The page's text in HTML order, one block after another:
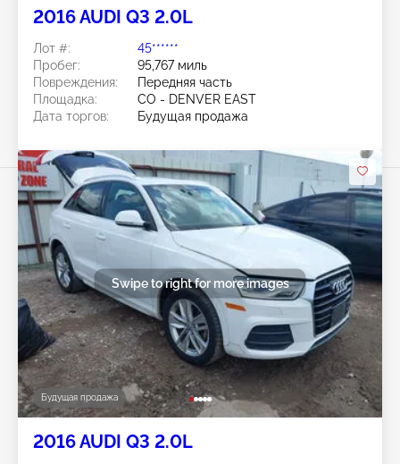
2016 AUDI Q3 2.0L
Лот #:
45******
Пробег:
95,767 миль
Повреждения:
Передняя часть
Площадка:
CO - DENVER EAST
Дата торгов:
Будущая продажа
Будущая продажа
Swipe to right for more images
2016 AUDI Q3 2.0L